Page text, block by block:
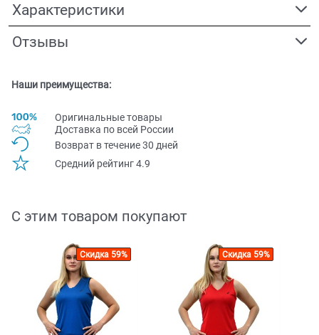
Характеристики
Отзывы
Наши преимущества:
Оригинальные товары
Доставка по всей Pоссии
Возврат в течение 30 дней
Средний рейтинг 4.9
С этим товаром покупают
Скидка 59% Скидка 59%